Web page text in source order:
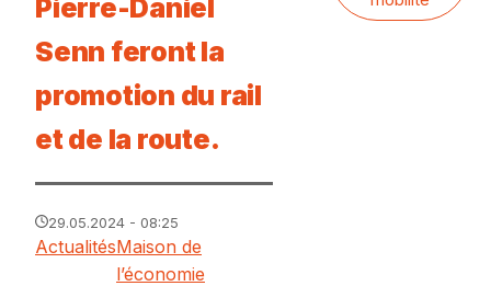
Pierre-Daniel
Senn feront la
promotion du rail
et de la route.
29.05.2024 - 08:25
ActualitésMaison de
l’économie